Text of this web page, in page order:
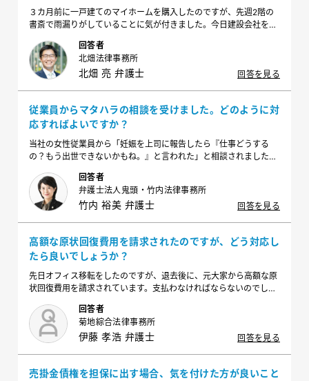
３カ月前に一戸建てのマイホームを購入したのですが、先週2階の
書斎で雨漏りがしていることに気が付きました。今日建設会社を呼
い」とのことでした。今後どのように対応したらよいでしょうか？
回答者
北畑法律事務所
北畑 亮 弁護士 回答を見る
従業員からマタハラの相談を受けました。どのように対
応すればよいですか？
当社の女性従業員から「妊娠を上司に報告したら『仕事どうする
の？もう出世できないかもね。』と言われた」と相談されました。
回答者
弁護士法人鬼頭・竹内法律事務所
竹内 裕美 弁護士 回答を見る
高額な原状回復費用を請求されたのですが、どう対応し
たら良いでしょうか？
先日オフィス移転をしたのですが、退去後に、元大家から高額な原
状回復費用を請求されています。支払わなければならないのでしょ
回答者
菊地綜合法律事務所
伊藤 孝浩 弁護士 回答を見る
売掛金債権を担保に出す場合、気を付けた方が良いこと